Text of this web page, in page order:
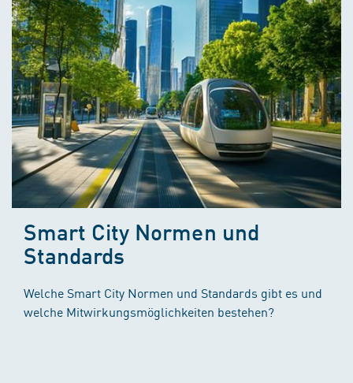
Smart City Normen und
Standards
Welche Smart City Normen und Standards gibt es und
welche Mitwirkungsmöglichkeiten bestehen?